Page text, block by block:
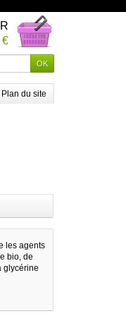
€
Plan du site
les agents
bio, de
glycérine